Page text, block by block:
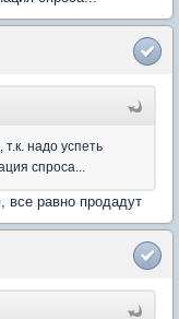
надо успеть
спроса...
все равно продадут